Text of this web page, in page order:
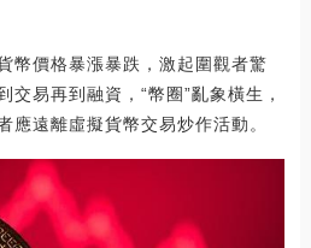
價格暴漲暴跌，激起圍觀者驚
交易再到融資，“幣圈”亂象橫生，
應遠離虛擬貨幣交易炒作活動。